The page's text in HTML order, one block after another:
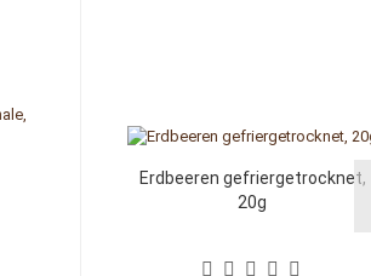
Erdbeeren gefriergetrocknet,
20g